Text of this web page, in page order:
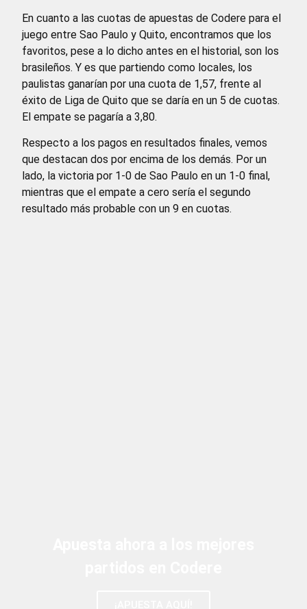
En cuanto a las cuotas de apuestas de Codere para el
juego entre Sao Paulo y Quito, encontramos que los
favoritos, pese a lo dicho antes en el historial, son los
brasileños. Y es que partiendo como locales, los
paulistas ganarían por una cuota de 1,57, frente al
éxito de Liga de Quito que se daría en un 5 de cuotas.
El empate se pagaría a 3,80.
Respecto a los pagos en resultados finales, vemos
que destacan dos por encima de los demás. Por un
lado, la victoria por 1-0 de Sao Paulo en un 1-0 final,
mientras que el empate a cero sería el segundo
resultado más probable con un 9 en cuotas.